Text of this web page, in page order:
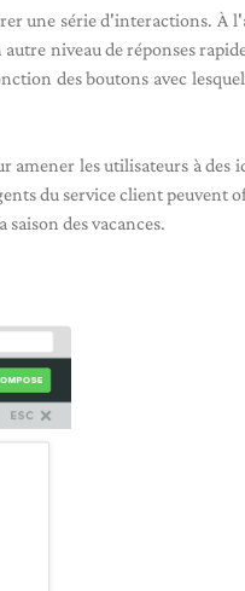
une série d'interactions. À
niveau de réponses
des boutons avec
amener les utilisateurs à des
du service client peuvent
des vacances.